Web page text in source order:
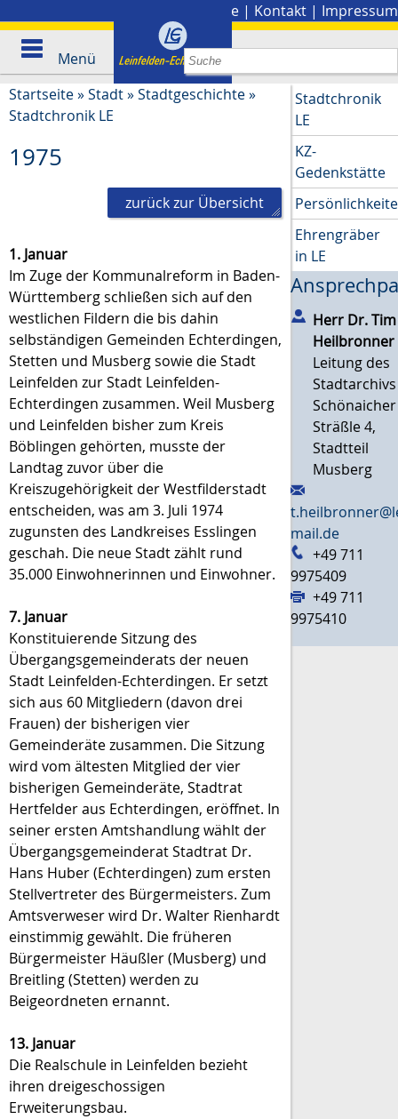
Presse | Kontakt | Impressum
Menü
Startseite»Stadt»Stadtgeschichte»
Stadtchronik LE
1975
zurück zur Übersicht
1. Januar
Im Zuge der Kommunalreform in Baden-
Württemberg schließen sich auf den
westlichen Fildern die bis dahin
selbständigen Gemeinden Echterdingen,
Stetten und Musberg sowie die Stadt
Leinfelden zur Stadt Leinfelden-
Echterdingen zusammen. Weil Musberg
und Leinfelden bisher zum Kreis
Böblingen gehörten, musste der
Landtag zuvor über die
Kreiszugehörigkeit der Westfilderstadt
entscheiden, was am 3. Juli 1974
zugunsten des Landkreises Esslingen
geschah. Die neue Stadt zählt rund
35.000 Einwohnerinnen und Einwohner.
7. Januar
Konstituierende Sitzung des
Übergangsgemeinderats der neuen
Stadt Leinfelden-Echterdingen. Er setzt
sich aus 60 Mitgliedern (davon drei
Frauen) der bisherigen vier
Gemeinderäte zusammen. Die Sitzung
wird vom ältesten Mitglied der vier
bisherigen Gemeinderäte, Stadtrat
Hertfelder aus Echterdingen, eröffnet. In
seiner ersten Amtshandlung wählt der
Übergangsgemeinderat Stadtrat Dr.
Hans Huber (Echterdingen) zum ersten
Stellvertreter des Bürgermeisters. Zum
Amtsverweser wird Dr. Walter Rienhardt
einstimmig gewählt. Die früheren
Bürgermeister Häußler (Musberg) und
Breitling (Stetten) werden zu
Beigeordneten ernannt.
13. Januar
Die Realschule in Leinfelden bezieht
ihren dreigeschossigen
Erweiterungsbau.
Stadtchronik
LE
KZ-
Gedenkstätte
Ehrengräber
in LE
Herr Dr.Tim
Heilbronner
Leitung des
Stadtarchivs
mail.de
+49 711
9975409
+49 711
9975410
Schönaicher
Sträßle 4,
Stadtteil
Musberg